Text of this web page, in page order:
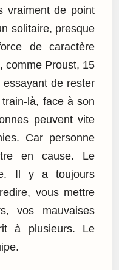
vraiment de point
solitaire, presque
de caractère
comme Proust, 15
de rester
là, face à son
peuvent vite
Car personne
en cause. Le
Il y a toujours
vous mettre
vos mauvaises
à plusieurs. Le